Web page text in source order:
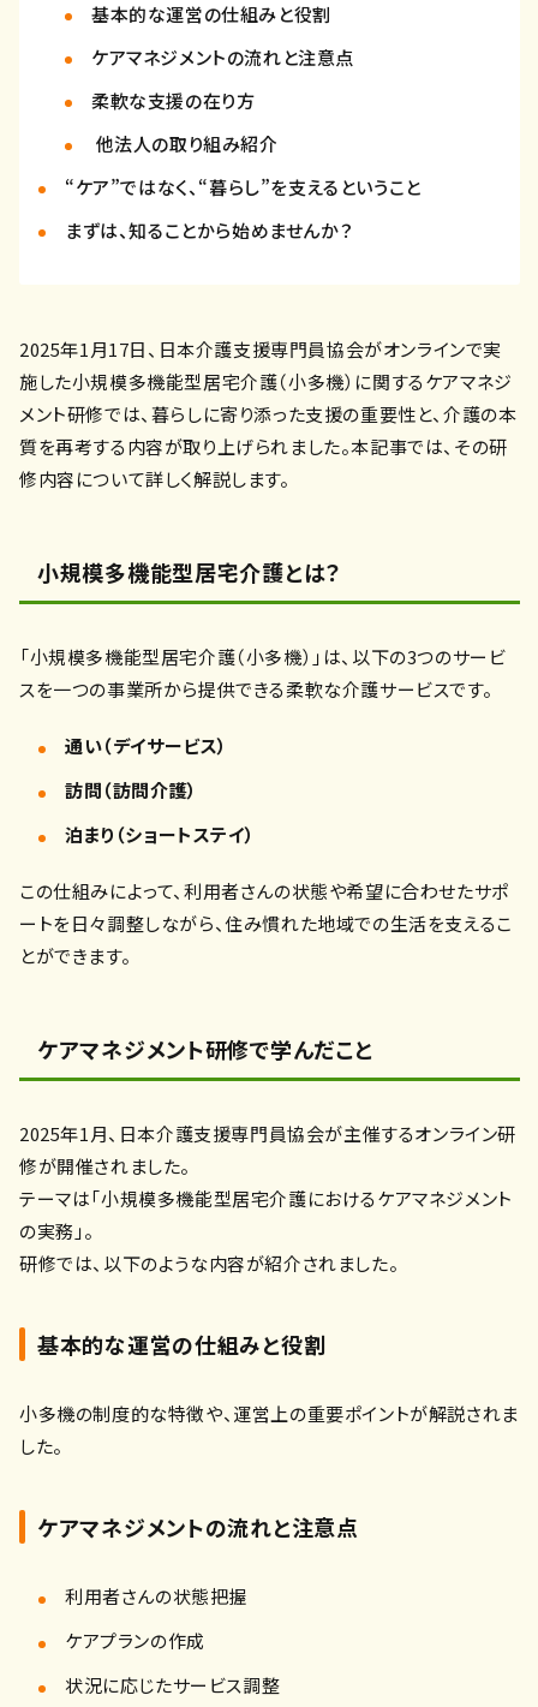
基本的な運営の仕組みと役割
ケアマネジメントの流れと注意点
柔軟な支援の在り方
他法人の取り組み紹介
“ケア”ではなく、“暮らし”を支えるということ
まずは、知ることから始めませんか？
2025年1月17日、日本介護支援専門員協会がオンラインで実
施した小規模多機能型居宅介護（小多機）に関するケアマネジ
メント研修では、暮らしに寄り添った支援の重要性と、介護の本
質を再考する内容が取り上げられました。本記事では、その研
修内容について詳しく解説します。
小規模多機能型居宅介護とは？
「小規模多機能型居宅介護（小多機）」は、以下の3つのサービ
スを一つの事業所から提供できる柔軟な介護サービスです。
通い（デイサービス）
訪問（訪問介護）
泊まり（ショートステイ）
この仕組みによって、利用者さんの状態や希望に合わせたサポ
ートを日々調整しながら、住み慣れた地域での生活を支えるこ
とができます。
ケアマネジメント研修で学んだこと
2025年1月、日本介護支援専門員協会が主催するオンライン研
修が開催されました。
テーマは「小規模多機能型居宅介護におけるケアマネジメント
の実務」。
研修では、以下のような内容が紹介されました。
基本的な運営の仕組みと役割
小多機の制度的な特徴や、運営上の重要ポイントが解説されま
した。
ケアマネジメントの流れと注意点
利用者さんの状態把握
ケアプランの作成
状況に応じたサービス調整